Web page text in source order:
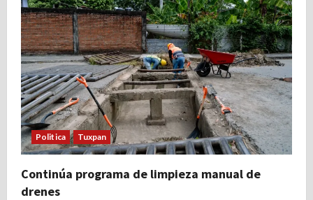
Politica Tuxpan
Continúa programa de limpieza manual de
drenes